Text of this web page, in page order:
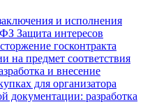
и исполнения
ФЗ Защита интересов
госконтракта
на предмет соответствия
и внесение
для организатора
документации: разработка